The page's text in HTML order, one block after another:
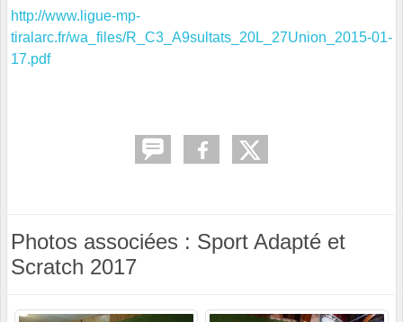
http://www.ligue-mp-
tiralarc.fr/wa_files/R_C3_A9sultats_20L_27Union_2015-01-
17.pdf
Photos associées : Sport Adapté et
Scratch 2017